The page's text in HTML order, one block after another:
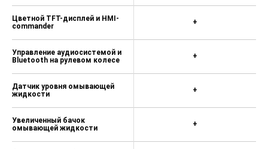
Цветной TFT-дисплей и HMI-
commander
Управление аудиосистемой и
Bluetooth на рулевом колесе
Датчик уровня омывающей
жидкости
Увеличенный бачок
омывающей жидкости
+
+
+
+